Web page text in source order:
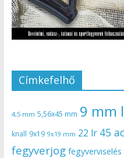
Címkefelhő
4,5 mm 5,56x45 mm 9 mm
knall 9x19 9x19 mm 22 lr 45
fegyverjog fegyverviselés